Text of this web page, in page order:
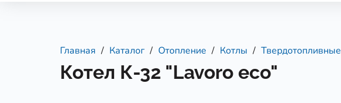
Главная Каталог Отопление Котлы Твердотопливные
Котел К-32 "Lavoro eco"